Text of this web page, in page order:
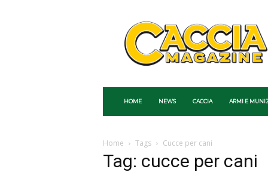
Caccia
Magazine
HOME NEWS CACCIA ARMI E
Home Tags Cucce per cani
Tag: cucce per cani